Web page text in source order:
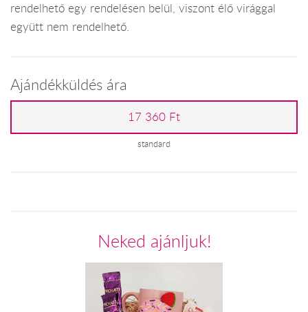
rendelhető egy rendelésen belül, viszont élő virággal
együtt nem rendelhető.
Ajándékküldés ára
17 360 Ft
standard
Neked ajánljuk!